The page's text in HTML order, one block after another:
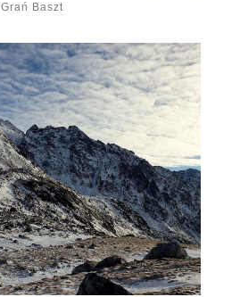
Grań Baszt